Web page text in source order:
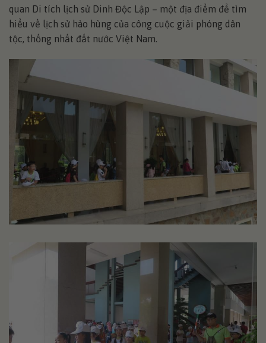
quan Di tích lịch sử Dinh Độc Lập – một địa điểm để tìm
hiểu về lịch sử hào hùng của công cuộc giải phóng dân
tộc, thống nhất đất nước Việt Nam.